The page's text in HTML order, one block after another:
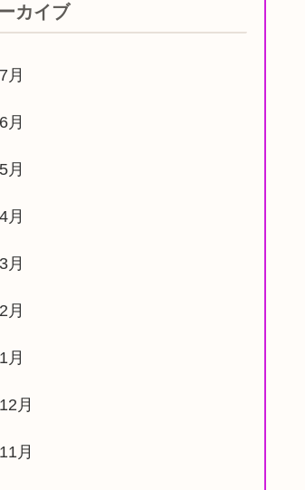
カイブ
月
月
月
月
月
月
月
月
月